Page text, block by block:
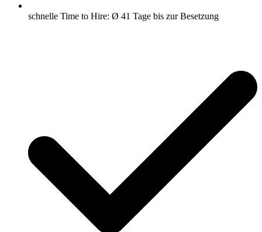
schnelle Time to Hire: Ø 41 Tage bis zur Besetzung